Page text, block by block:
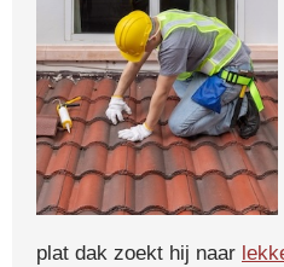
plat dak zoekt hij naar